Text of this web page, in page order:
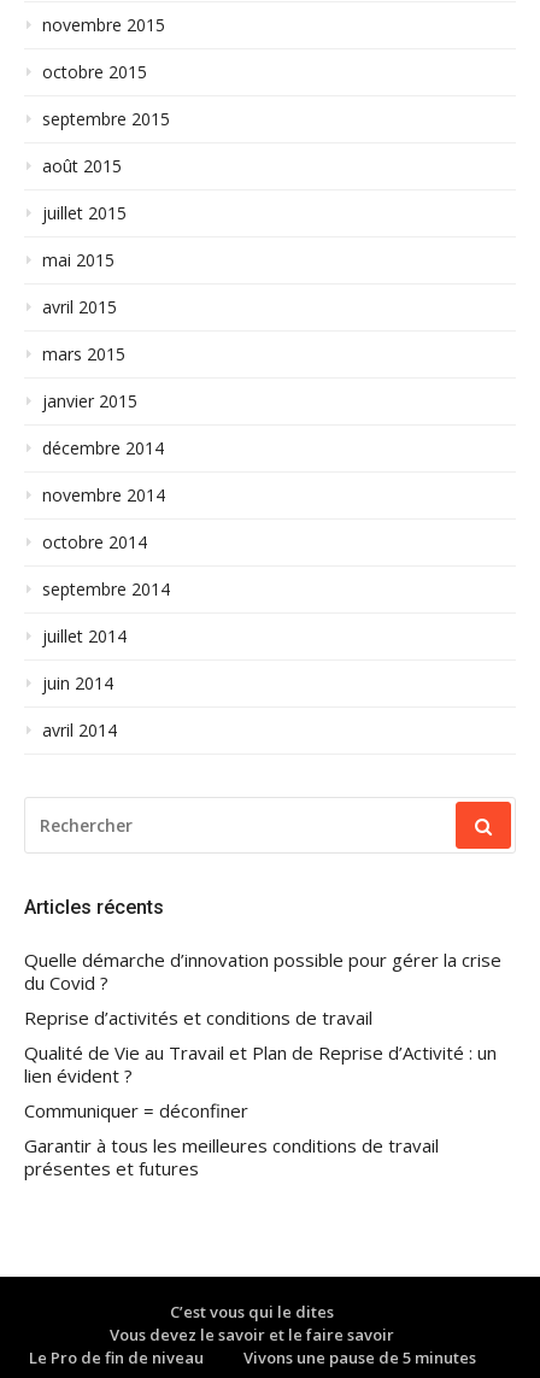
novembre 2015
octobre 2015
septembre 2015
août 2015
juillet 2015
mai 2015
avril 2015
mars 2015
janvier 2015
décembre 2014
novembre 2014
octobre 2014
septembre 2014
juillet 2014
juin 2014
avril 2014
POUR
:
Articles récents
Quelle démarche d’innovation possible pour gérer la crise
du Covid ?
Reprise d’activités et conditions de travail
Qualité de Vie au Travail et Plan de Reprise d’Activité : un
lien évident ?
Communiquer = déconfiner
Garantir à tous les meilleures conditions de travail
présentes et futures
C’est vous qui le dites
Vous devez le savoir et le faire savoir
Le Pro de fin de niveau
Vivons une pause de 5 minutes